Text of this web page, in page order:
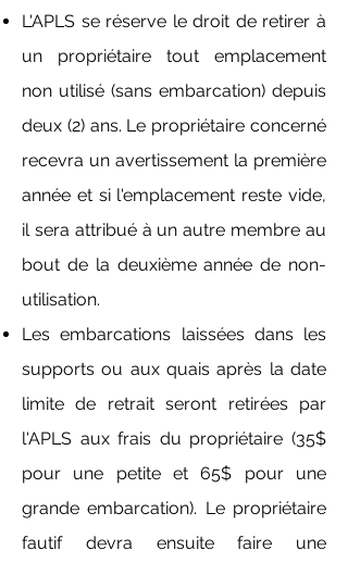
L'APLS se réserve le droit de retirer à
un propriétaire tout emplacement
non utilisé (sans embarcation) depuis
deux (2) ans. Le propriétaire concerné
recevra un avertissement la première
année et si l'emplacement reste vide,
il sera attribué à un autre membre au
bout de la deuxième année de non-
utilisation.
Les embarcations laissées dans les
supports ou aux quais après la date
limite de retrait seront retirées par
l'APLS aux frais du propriétaire (35$
pour une petite et 65$ pour une
grande embarcation). Le propriétaire
fautif devra ensuite faire une